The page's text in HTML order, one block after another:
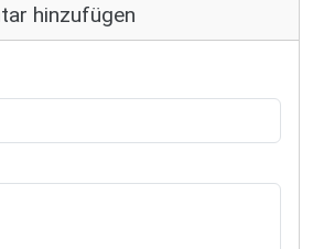
hinzufügen